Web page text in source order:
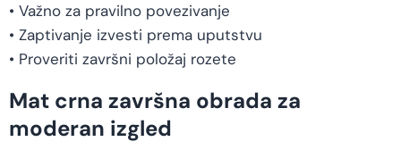
• Važno za pravilno povezivanje
• Zaptivanje izvesti prema uputstvu
• Proveriti završni položaj rozete
Mat crna završna obrada za
moderan izgled